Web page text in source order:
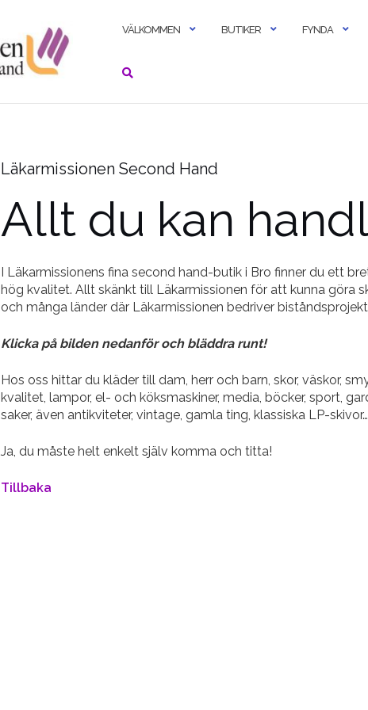
VÄLKOMMEN BUTIKER FYNDA
Läkarmissionen Second Hand
Allt du kan
I Läkarmissionens fina second hand-butik i Bro finner du ett
hög kvalitet. Allt skänkt till Läkarmissionen för att kunna göra
och många länder där Läkarmissionen bedriver
Klicka på bilden nedanför och bläddra runt!
Hos oss hittar du kläder till dam, herr och barn, skor, väskor,
kvalitet, lampor, el- och köksmaskiner, media, böcker, sport,
saker, även antikviteter, vintage, gamla ting, klassiska LP-skivor…
Ja, du måste helt enkelt själv komma och titta!
Tillbaka